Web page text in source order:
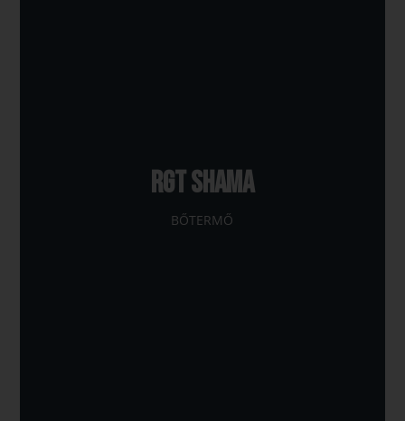
RGT SHAMA
BŐTERMŐ